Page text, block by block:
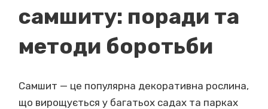
самшиту: поради та
методи боротьби
Самшит — це популярна декоративна рослина,
що вирощується у багатьох садах та парках